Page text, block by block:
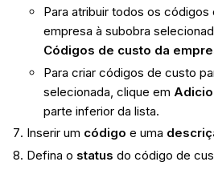
Para atribuir todos os códigos
empresa à subobra
Códigos de custo da
Para criar códigos de custo
selecionada, clique em
parte inferior da lista.
Inserir um código e uma
Defina o status do código de